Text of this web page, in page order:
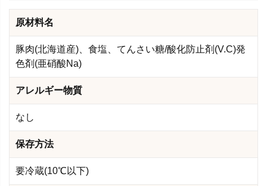
原材料名
豚肉(北海道産)、食塩、てんさい糖/酸化防止剤(V.C)発
色剤(亜硝酸Na)
アレルギー物質
なし
保存方法
要冷蔵(10℃以下)